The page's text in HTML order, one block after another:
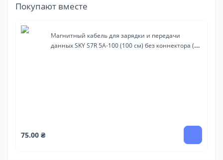
Покупают вместе
Магнитный кабель для зарядки и передачи
данных SKY S7R 5A-100 (100 см) без коннектора (R)
75.00 ₴